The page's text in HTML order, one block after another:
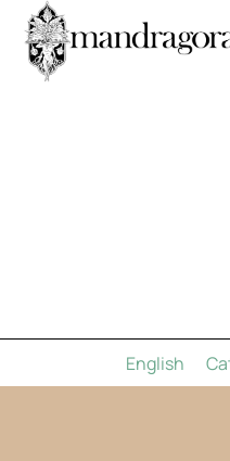
English